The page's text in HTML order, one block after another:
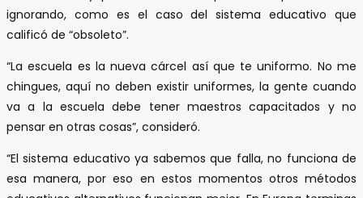
ignorando, como es el caso del sistema educativo que
calificó de “obsoleto”.
“La escuela es la nueva cárcel así que te uniformo. No me
chingues, aquí no deben existir uniformes, la gente cuando
va a la escuela debe tener maestros capacitados y no
pensar en otras cosas”, consideró.
“El sistema educativo ya sabemos que falla, no funciona de
esa manera, por eso en estos momentos otros métodos